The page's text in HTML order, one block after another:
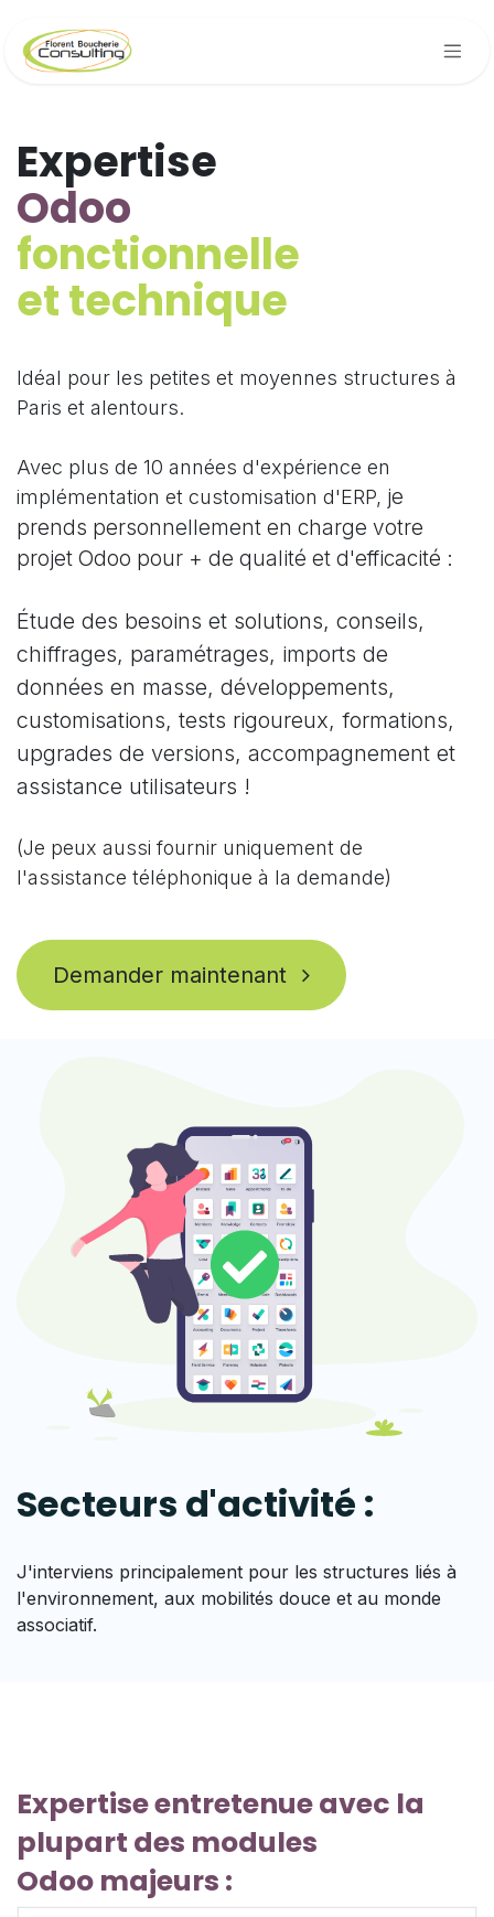
Expertise
Odoo
fonctionnelle
et technique
Idéal pour les petites et moyennes structures à
Paris et alentours.
Avec plus de 10 années d'expérience en
implémentation et customisation d'ERP, je
prends personnellement en charge votre
projet Odoo pour + de qualité et d'efficacité :
Étude des besoins et solutions, conseils,
chiffrages, paramétrages, imports de
données en masse, développements,
customisations, tests rigoureux, formations,
upgrades de versions, accompagnement et
assistance utilisateurs !
(Je peux aussi fournir uniquement de
l'assistance téléphonique à la demande)
Demander maintenant
Secteurs d'activité :
J'interviens principalement pour les structures liés à
l'environnement, aux mobilités douce et au monde
associatif.
Expertise entretenue avec la
plupart des modules
Odoo majeurs :